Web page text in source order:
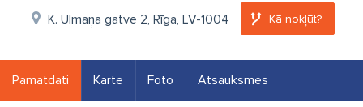
K. Ulmaņa gatve 2, Rīga, LV-1004 Kā nokļūt?
Pamatdati Karte Foto Atsauksmes